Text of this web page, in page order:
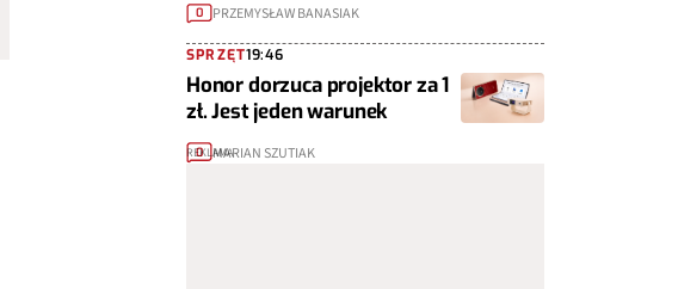
0 PRZEMYSŁAW BANASIAK
SPRZĘT19:46
Honor dorzuca projektor za 1
zł. Jest jeden warunek
0 MARIAN SZUTIAK